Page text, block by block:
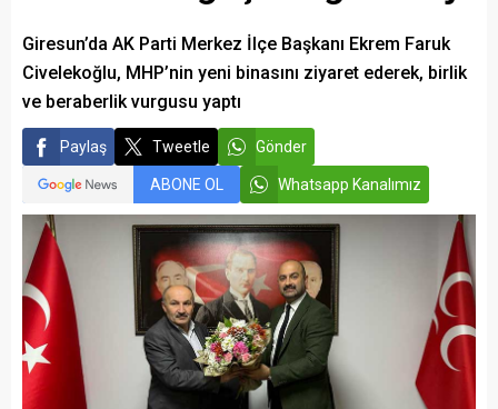
Giresun’da AK Parti Merkez İlçe Başkanı Ekrem Faruk
Civelekoğlu, MHP’nin yeni binasını ziyaret ederek, birlik
ve beraberlik vurgusu yaptı
Paylaş Tweetle Gönder
ABONE OL Whatsapp Kanalımız